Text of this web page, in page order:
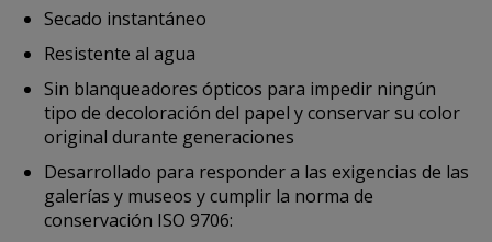
Secado instantáneo
Resistente al agua
Sin blanqueadores ópticos para impedir ningún
tipo de decoloración del papel y conservar su color
original durante generaciones
Desarrollado para responder a las exigencias de las
galerías y museos y cumplir la norma de
conservación ISO 9706: